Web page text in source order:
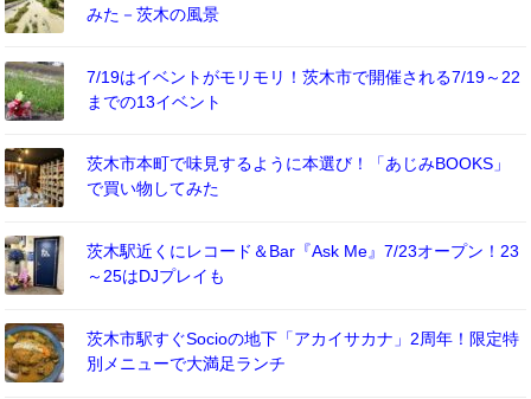
みた－茨木の風景
7/19はイベントがモリモリ！茨木市で開催される7/19～22
までの13イベント
茨木市本町で味見するように本選び！「あじみBOOKS」
で買い物してみた
茨木駅近くにレコード＆Bar『Ask Me』7/23オープン！23
～25はDJプレイも
茨木市駅すぐSocioの地下「アカイサカナ」2周年！限定特
別メニューで大満足ランチ